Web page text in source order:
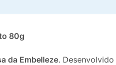
80g
da Embelleze.